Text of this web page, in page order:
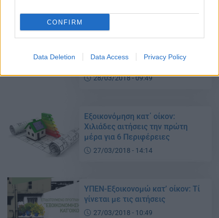
CONFIRM
Data Deletion Data Access Privacy Policy
29/03/2018 - 12:35
«Εξοικονομώ κατ’ οίκον»: Τα
28/03/2018 - 09:49
Εξοικονόμηση κατ΄ οίκον:
Χιλιάδες αιτήσεις την πρώτη
μέρα για 6 Περιφέρειες
27/03/2018 - 14:14
ΥΠΕΝ-Εξοικονομώ κατ’ οίκον: Τί
γίνεται με τις αιτήσεις
27/03/2018 - 10:49